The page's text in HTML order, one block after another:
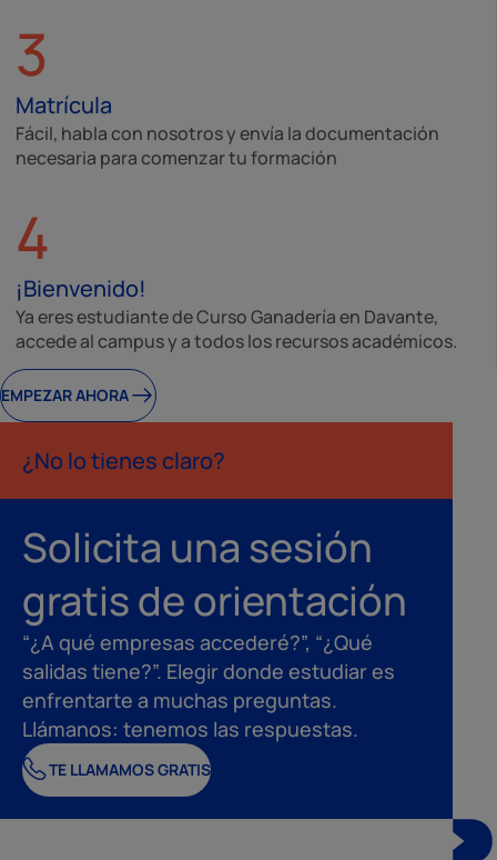
3
Matrícula
Fácil, habla con nosotros y envía la documentación
necesaria para comenzar tu formación
4
¡Bienvenido!
Ya eres estudiante de Curso Ganadería en Davante,
accede al campus y a todos los recursos académicos.
EMPEZAR AHORA
¿No lo tienes claro?
Solicita una sesión
gratis de orientación
“¿A qué empresas accederé?”, “¿Qué
salidas tiene?”. Elegir donde estudiar es
enfrentarte a muchas preguntas.
Llámanos: tenemos las respuestas.
TE LLAMAMOS GRATIS